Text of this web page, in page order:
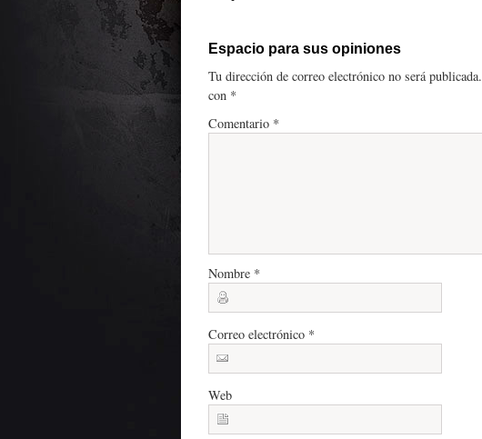
Espacio para sus opiniones
Tu dirección de correo electrónico no será publicada.
con *
Comentario *
Nombre *
Correo electrónico *
Web